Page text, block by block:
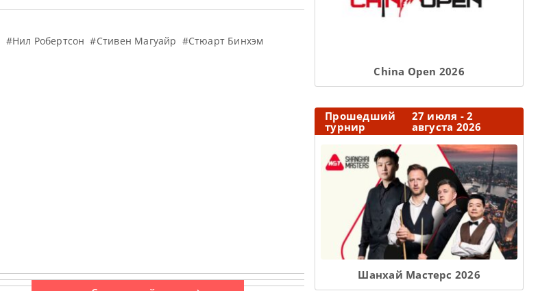
#Нил Робертсон #Стивен Магуайр #Стюарт Бинхэм
Сhina Open 2026
Прошедший
турнир
27 июля - 2
августа 2026
Шанхай Мастерс 2026